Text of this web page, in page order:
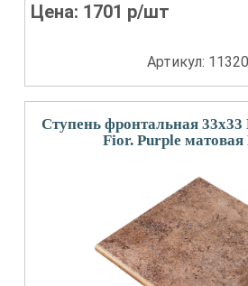
Цена: 1701 р/шт
Артикул:
Ступень фронтальная 33x33
Fior. Purple матовая